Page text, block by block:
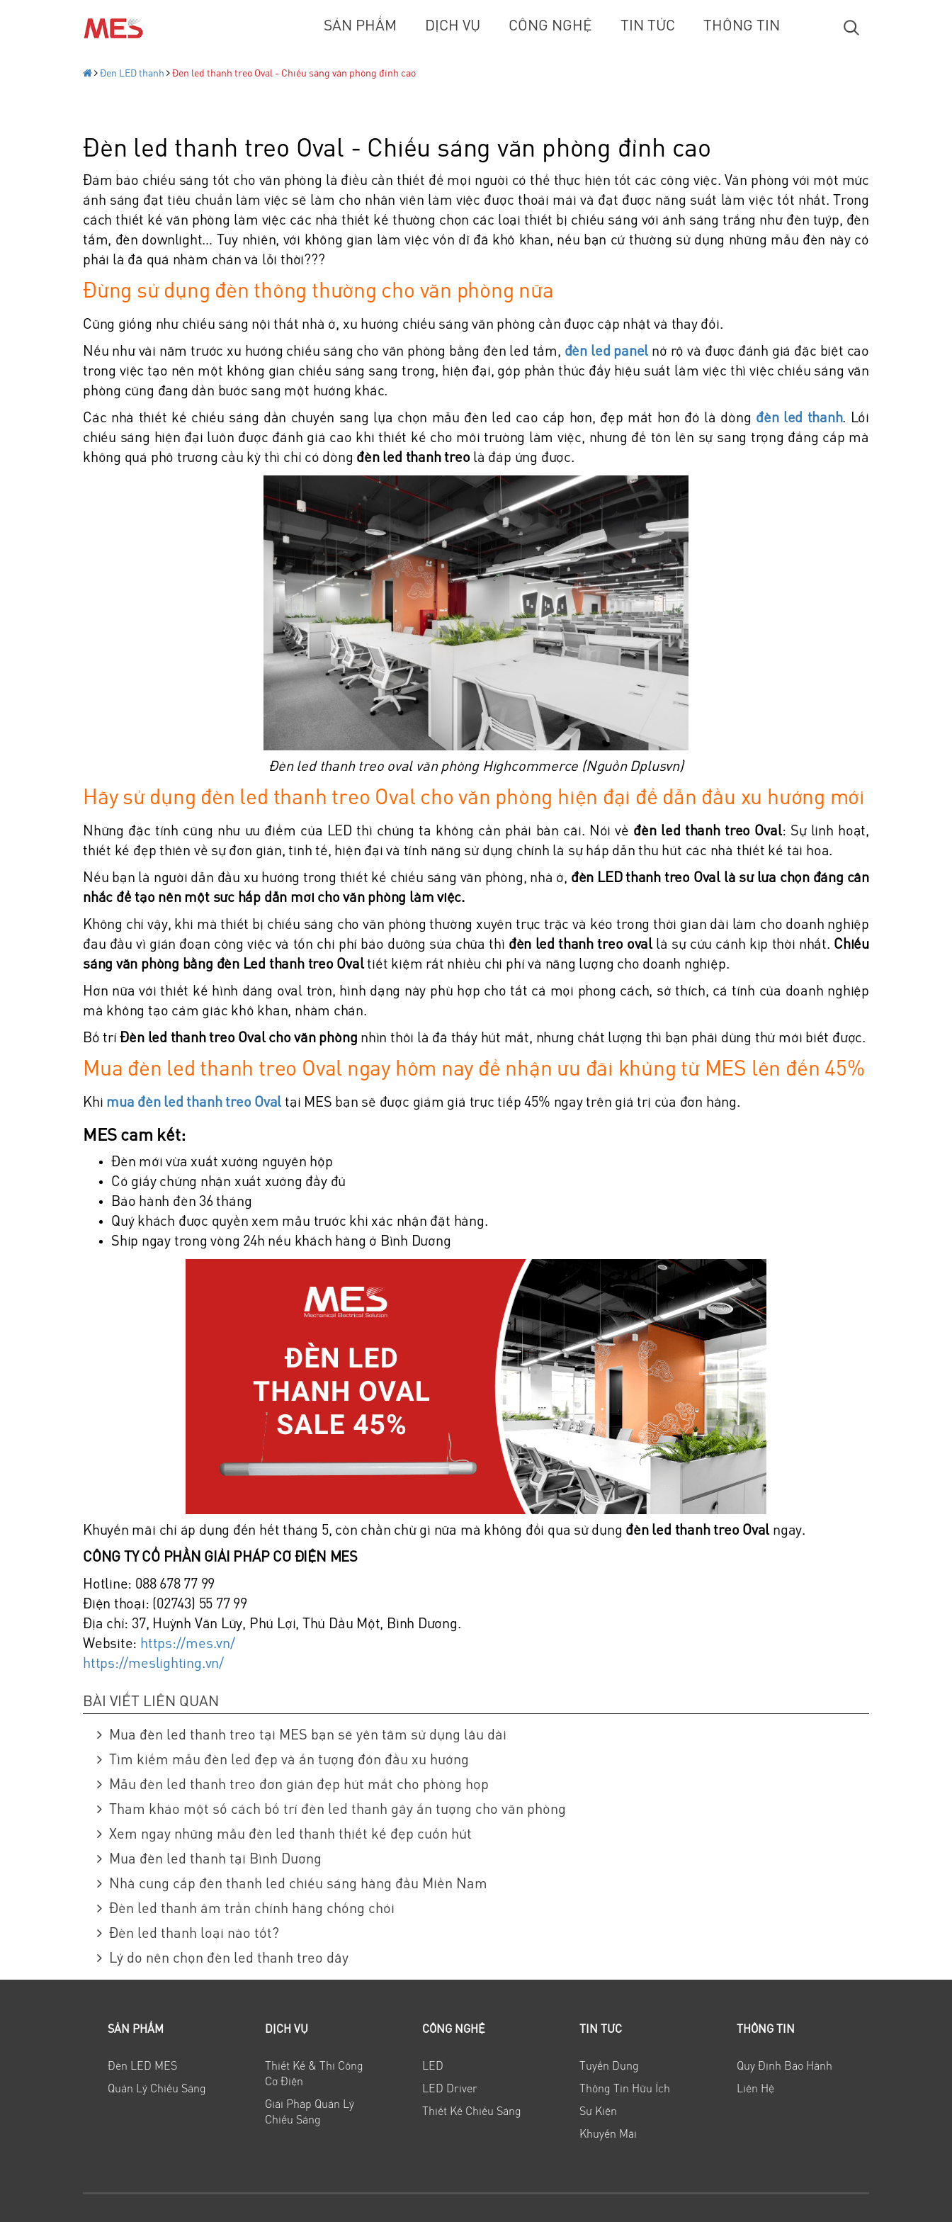
SẢN PHẨM DỊCH VỤ CÔNG NGHỆ TIN TỨC THÔNG TIN
Đen LED thanh Đèn led thanh treo Oval - Chiếu sáng văn phòng đỉnh cao
Đèn led thanh treo Oval - Chiếu sáng văn phòng đỉnh cao
Đảm bảo chiếu sáng tốt cho văn phòng là điều cần thiết để mọi người có thể thực hiện tốt các công việc. Văn phòng với một mức
ánh sáng đạt tiêu chuẩn làm việc sẽ làm cho nhân viên làm việc được thoải mái và đạt được năng suất làm việc tốt nhất. Trong
cách thiết kế văn phòng làm việc các nhà thiết kế thường chọn các loại thiết bị chiếu sáng với ánh sáng trắng như đèn tuýp, đèn
tấm, đèn downlight… Tuy nhiên, với không gian làm việc vốn dĩ đã khô khan, nếu bạn cứ thường sử dụng những mẫu đèn này có
phải là đã quá nhàm chán và lỗi thời???
Đừng sử dụng đèn thông thường cho văn phòng nữa
Cũng giống như chiếu sáng nội thất nhà ở, xu hướng chiếu sáng văn phòng cần được cập nhật và thay đổi.
Nếu như vài năm trước xu hướng chiếu sáng cho văn phòng bằng đèn led tẩm, đèn led panel nở rộ và được đánh giá đặc biệt cao
trong việc tạo nên một không gian chiếu sáng sang trọng, hiện đại, góp phần thúc đẩy hiệu suất làm việc thì việc chiếu sáng văn
phòng cũng đang dần bước sang một hướng khác.
Các nhà thiết kế chiếu sáng dần chuyển sang lựa chọn mẫu đèn led cao cấp hơn, đẹp mắt hơn đó là dòng đèn led thanh. Lối
chiếu sáng hiện đại luôn được đánh giá cao khi thiết kế cho môi trường làm việc, nhưng để tôn lên sự sang trọng đẳng cấp mà
không quá phô trương cầu kỳ thì chỉ có dòng đèn led thanh treolà đáp ứng được.
Đèn led thanh treo oval văn phòng Highcommerce (Nguồn Dplusvn)
Hãy sử dụng đèn led thanh treo Oval cho văn phòng hiện đại để dẫn đầu xu hướng mới
Những đặc tính cũng như ưu điểm của LED thì chúng ta không cần phải bàn cãi. Nói về đèn led thanh treo Oval: Sự linh hoạt,
thiết kế đẹp thiên về sự đơn giản, tinh tế, hiện đại và tính năng sử dụng chính là sự hấp dẫn thu hút các nhà thiết kế tài hoa.
Nếu bạn là người dẫn đầu xu hướng trong thiết kế chiếu sáng văn phòng, nhà ở, đèn LED thanh treo Oval là sự lựa chọn đáng cân
nhắc để tạo nên một sức hấp dẫn mới cho văn phòng làm việc.
Không chỉ vậy, khi mà thiết bị chiếu sáng cho văn phòng thường xuyên trục trặc và kéo trong thời gian dài làm cho doanh nghiệp
đau đầu vì gián đoạn công việc và tốn chi phí bảo dưỡng sửa chữa thì đèn led thanh treo ovallà sự cứu cánh kịp thời nhất. Chiếu
sáng văn phòng bằng đèn Led thanh treo Ovaltiết kiệm rất nhiều chi phí và năng lượng cho doanh nghiệp.
Hơn nữa với thiết kế hình dáng oval tròn, hình dạng này phù hợp cho tất cả mọi phong cách, sở thích, cá tính của doanh nghiệp
mà không tạo cảm giác khô khan, nhàm chán.
Bố tríĐèn led thanh treo Oval cho văn phòng nhìn thôi là đã thấy hút mắt, nhưng chất lượng thì bạn phải dùng thử mới biết được.
Mua đèn led thanh treo Oval ngay hôm nay để nhận ưu đãi khủng từ MES lên đến 45%
Khi mua đèn led thanh treo Oval tại MES bạn sẽ được giảm giá trực tiếp 45% ngay trên giá trị của đơn hàng.
MES cam kết:
Đèn mới vừa xuất xưởng nguyên hộp
Có giấy chứng nhận xuất xưởng đầy đủ
Bảo hành đèn 36 tháng
Quý khách được quyền xem mẫu trước khi xác nhận đặt hàng.
Ship ngay trong vòng 24h nếu khách hàng ở Bình Dương
Khuyến mãi chỉ áp dụng đến hết tháng 5, còn chần chừ gì nữa mà không đổi qua sử dụng đèn led thanh treo Ovalngay.
CÔNG TY CỔ PHẦN GIẢI PHÁP CƠ ĐIỆN MES
Hotline: 088 678 77 99
Điện thoại: (02743) 55 77 99
Địa chỉ: 37, Huỳnh Văn Lũy, Phú Lợi, Thủ Dầu Một, Bình Dương.
Website: https://mes.vn/
https://meslighting.vn/
BÀI VIẾT LIÊN QUAN
Mua đèn led thanh treo tại MES bạn sẽ yên tâm sử dụng lâu dài
Tìm kiếm mẫu đèn led đẹp và ấn tượng đón đầu xu hướng
Mẫu đèn led thanh treo đơn giản đẹp hút mắt cho phòng họp
Tham khảo một số cách bố trí đèn led thanh gây ấn tượng cho văn phòng
Xem ngay những mẫu đèn led thanh thiết kế đẹp cuốn hút
Mua đèn led thanh tại Bình Dương
Nhà cung cấp đèn thanh led chiếu sáng hàng đầu Miền Nam
Đèn led thanh âm trần chính hãng chống chói
Đèn led thanh loại nào tốt?
Lý do nên chọn đèn led thanh treo dây
SẢN PHẨM
Đèn LED MES
Quản Lý Chiếu Sáng
DỊCH VỤ
Thiết Kế & Thi Công
Cơ Điện
Giải Pháp Quản Lý
Chiếu Sáng
CÔNG NGHỆ
LED
LED Driver
Thiết Kế Chiếu Sáng
TIN TỨC
Tuyển Dụng
Thông Tin Hữu Ích
Sự Kiện
Khuyến Mãi
THÔNG TIN
Quy Định Bảo Hành
Liên Hệ